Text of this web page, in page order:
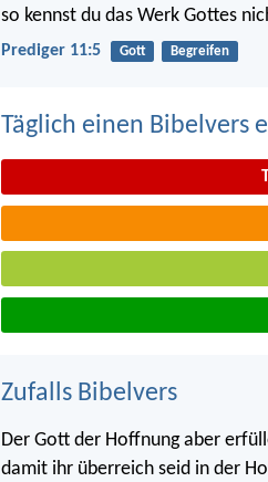
so kennst du das Werk Gottes
Prediger 11:5 Gott Begreifen
Täglich einen Bibelvers
Zufalls Bibelvers
Der Gott der Hoffnung aber
damit ihr überreich seid in der